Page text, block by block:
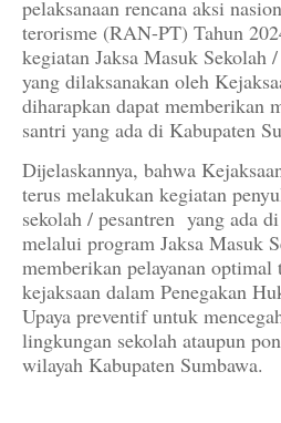
pelaksanaan rencana aksi
terorisme (RAN-PT) Tahun
kegiatan Jaksa Masuk Sekolah
yang dilaksanakan oleh
diharapkan dapat memberikan
santri yang ada di Kabupaten
Dijelaskannya, bahwa
terus melakukan kegiatan
sekolah / pesantren yang ada
melalui program Jaksa Masuk
memberikan pelayanan optimal
kejaksaan dalam Penegakan
Upaya preventif untuk
lingkungan sekolah ataupun
wilayah Kabupaten Sumbawa.